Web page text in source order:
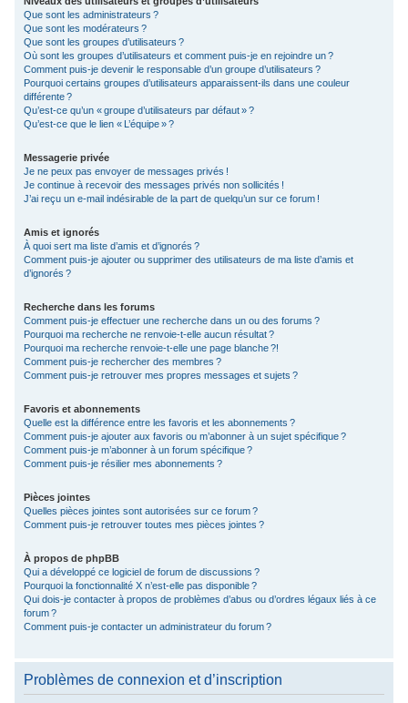
Que sont les administrateurs ?
Que sont les modérateurs ?
Que sont les groupes d’utilisateurs ?
Où sont les groupes d’utilisateurs et comment puis-je en rejoindre un ?
Comment puis-je devenir le responsable d’un groupe d’utilisateurs ?
Pourquoi certains groupes d’utilisateurs apparaissent-ils dans une couleur
différente ?
Qu’est-ce qu’un « groupe d’utilisateurs par défaut » ?
Qu’est-ce que le lien « L’équipe » ?
Messagerie privée
Je ne peux pas envoyer de messages privés !
Je continue à recevoir des messages privés non sollicités !
J’ai reçu un e-mail indésirable de la part de quelqu’un sur ce forum !
Amis et ignorés
À quoi sert ma liste d’amis et d’ignorés ?
Comment puis-je ajouter ou supprimer des utilisateurs de ma liste d’amis et
d’ignorés ?
Recherche dans les forums
Comment puis-je effectuer une recherche dans un ou des forums ?
Pourquoi ma recherche ne renvoie-t-elle aucun résultat ?
Pourquoi ma recherche renvoie-t-elle une page blanche ?!
Comment puis-je rechercher des membres ?
Comment puis-je retrouver mes propres messages et sujets ?
Favoris et abonnements
Quelle est la différence entre les favoris et les abonnements ?
Comment puis-je ajouter aux favoris ou m’abonner à un sujet spécifique ?
Comment puis-je m’abonner à un forum spécifique ?
Comment puis-je résilier mes abonnements ?
Pièces jointes
Quelles pièces jointes sont autorisées sur ce forum ?
Comment puis-je retrouver toutes mes pièces jointes ?
À propos de phpBB
Qui a développé ce logiciel de forum de discussions ?
Pourquoi la fonctionnalité X n’est-elle pas disponible ?
Qui dois-je contacter à propos de problèmes d’abus ou d’ordres légaux liés à ce
forum ?
Comment puis-je contacter un administrateur du forum ?
Problèmes de connexion et d’inscription